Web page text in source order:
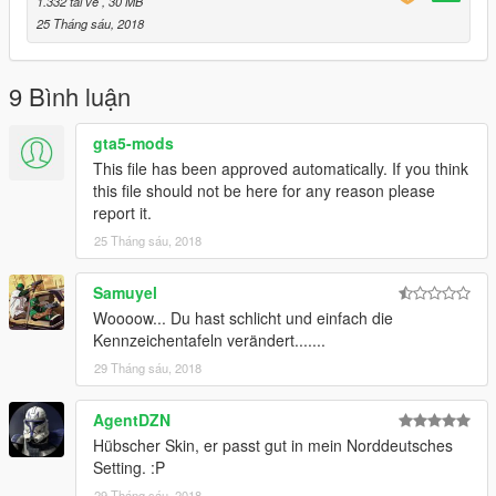
a5/vehicles.rpf/" or the last patchday!
TheLaw
Find me on Discord, Facebook and GTA5-mods:
Discord
Facebook
GTA5-Mods
Find TopMods on Facebook and GTA5-mods:
Homepage - TopMods
Facebook - TopMods
GTA5-Mods - TopMods
By downloading and using the contents of this archive you
agree to the following terms:
25 Tháng sáu, 2018
9 Bình luận
gta5-mods
This file has been approved automatically. If you think
this file should not be here for any reason please
report it.
25 Tháng sáu, 2018
Samuyel
Woooow... Du hast schlicht und einfach die
Kennzeichentafeln verändert.......
29 Tháng sáu, 2018
AgentDZN
Hübscher Skin, er passt gut in mein Norddeutsches
Setting. :P